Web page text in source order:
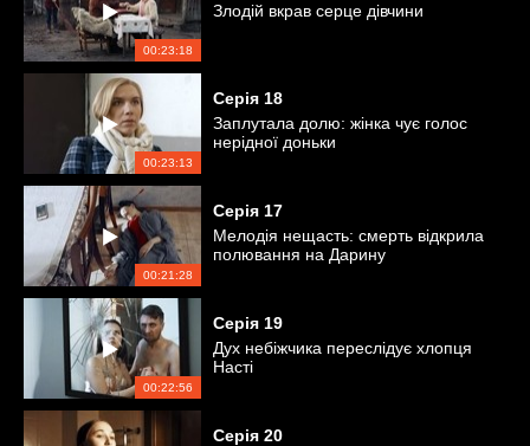
00:23:18
Злодій вкрав серце дівчини
00:23:13
Серія 18
Заплутала долю: жінка чує голос
нерідної доньки
00:21:28
Серія 17
Мелодія нещасть: смерть відкрила
полювання на Дарину
00:22:56
Серія 19
Дух небіжчика переслідує хлопця
Насті
Серія 20